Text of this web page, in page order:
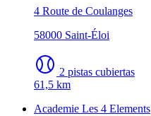
4 Route de Coulanges
58000 Saint-Éloi
2 pistas cubiertas
61,5 km
Academie Les 4 Elements